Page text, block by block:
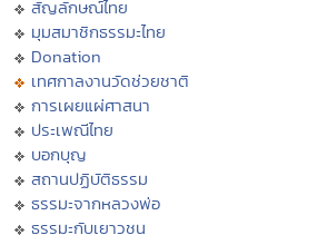
สัญลักษณ์ไทย
มุมสมาชิกธรรมะไทย
Donation
เทศกาลงานวัดช่วยชาติ
การเผยแผ่ศาสนา
ประเพณีไทย
บอกบุญ
สถานปฏิบัติธรรม
ธรรมะจากหลวงพ่อ
ธรรมะกับเยาวชน